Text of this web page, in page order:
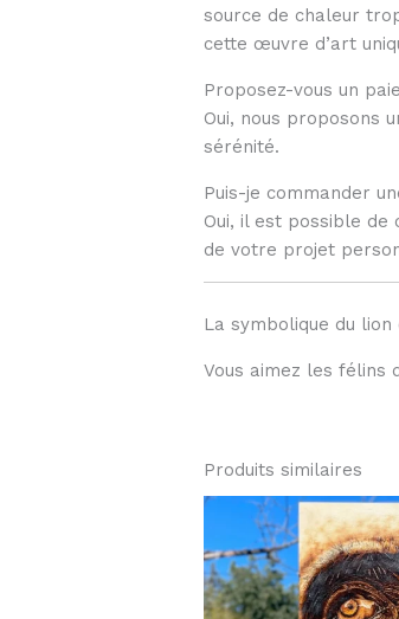
source de chaleur
cette œuvre d’art
Proposez-vous un
Oui, nous proposons
sérénité.
Puis-je commander
Oui, il est possible
de votre projet
La symbolique du
Vous aimez les félins
Produits similaires